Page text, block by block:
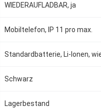
WIEDERAUFLADBAR, ja
Mobiltelefon, IP 11 pro max.
Schwarz
Lagerbestand